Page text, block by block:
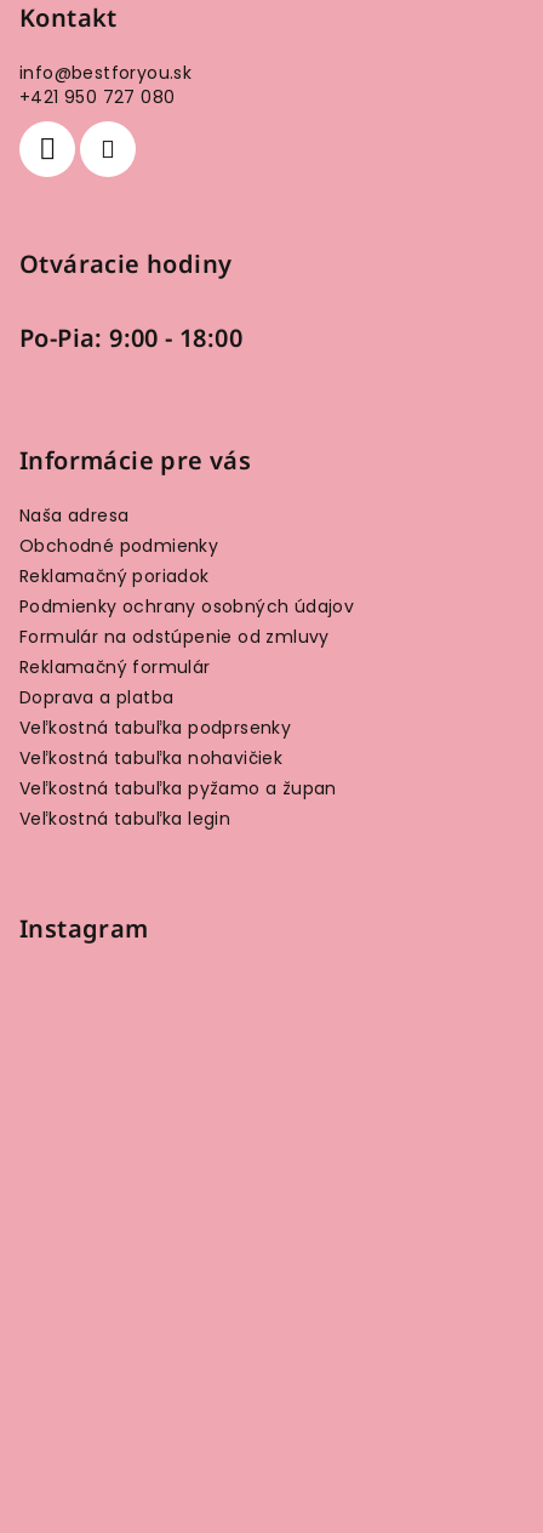
Kontakt
info@bestforyou.sk
+421 950 727 080
Otváracie hodiny
Po-Pia: 9:00 - 18:00
Informácie pre vás
Naša adresa
Obchodné podmienky
Reklamačný poriadok
Podmienky ochrany osobných údajov
Formulár na odstúpenie od zmluvy
Reklamačný formulár
Doprava a platba
Veľkostná tabuľka podprsenky
Veľkostná tabuľka nohavičiek
Veľkostná tabuľka pyžamo a župan
Veľkostná tabuľka legin
Instagram